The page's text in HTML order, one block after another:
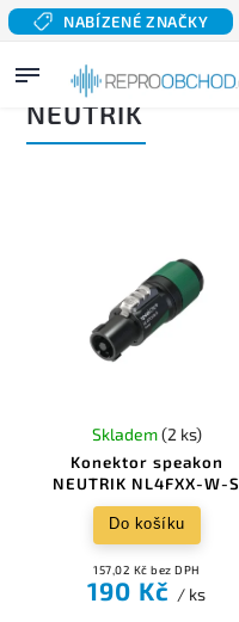
NABÍZENÉ ZNAČKY
Domů/ Prodávané značky/NEUTRIK
NEUTRIK
Konektor speakon
NEUTRIK NL4FXX-W-S
Skladem(2 ks)
157,02 Kč bez DPH
190 Kč / ks
Do košíku